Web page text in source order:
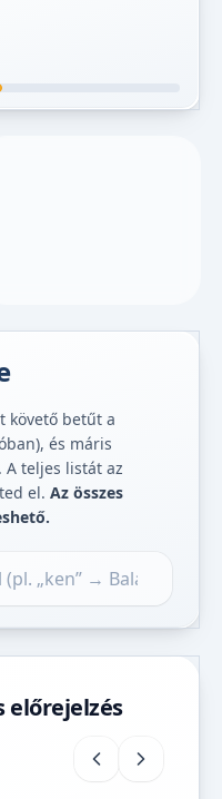
követő betűt a
és máris
teljes listát az
el. Az összes
előrejelzés